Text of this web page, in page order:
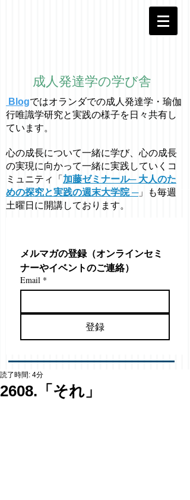
成人発達学の学び舎
Blogではオラ ンダでの成人発達学・ 瑜伽
行唯識学研究と実践の様子を日々共有し
ています。
心の成長について一緒に学び、心の成長
の実現に向かって一緒に実践していくコ
ミュニティ「 加藤ゼミナール─ 大人のた
めの探究と実践の週末大学院 ─」も毎週
土曜日に開講しております。
メルマガの登録（オンラインセミ
ナーやイベントのご連絡）
Email *
登録
2608.「それ」
読了時間: 4分